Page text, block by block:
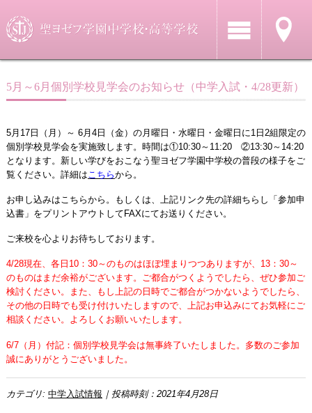
5月～6月個別学校見学会のお知らせ（中学入試・4/28更新）
5月17日（月）～ 6月4日（金）の月曜日・水曜日・金曜日に1日2組限定の
個別学校見学会を実施致します。時間は①10:30～11:20 ②13:30～14:20
となります 。新しい学びをおこなう聖ヨゼフ学園中学校の普段の様子をご
覧ください。詳細は こちらから。
お申し込みは こちらから。もしくは、上記リンク先の詳細ちらし「参加申
込書」をプリントアウトしてFAXにてお送りください。
ご来校を心よりお待ちしております。
4/28現在、各日10：30～のものはほぼ埋まりつつありますが、13：30～
のものはまだ余裕がございます。ご都合がつくようでしたら、ぜひ参加ご
検討ください。また、もし上記の日時でご都合がつかないようでしたら、
その他の日時でも受け付けいたしますので、上記お申込みにてお気軽にご
相談ください。よろしくお願いいたします。
6/7（月）付記：個別学校見学会は無事終了いたしました。多数のご参加
誠にありがとうございました。
カテゴリ: 中学入試情報 ｜投稿時刻：2021年4月28日